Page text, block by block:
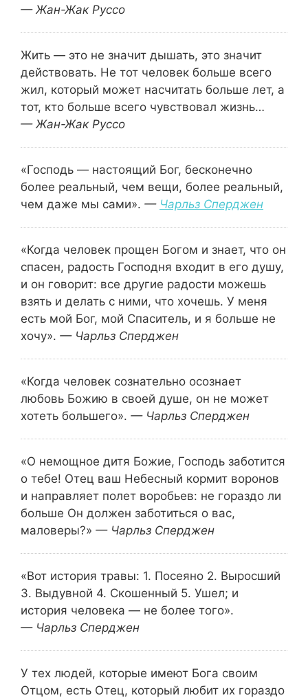
— Жан-Жак Руссо
Жить — это не значит дышать, это значит
действовать. Не тот человек больше всего
жил, который может насчитать больше лет, а
тот, кто больше всего чувствовал жизнь…
— Жан-Жак Руссо
«Господь — настоящий Бог, бесконечно
более реальный, чем вещи, более реальный,
чем даже мы сами». — Чарльз Сперджен
«Когда человек прощен Богом и знает, что он
спасен, радость Господня входит в его душу,
и он говорит: все другие радости можешь
взять и делать с ними, что хочешь. У меня
есть мой Бог, мой Спаситель, и я больше не
хочу». — Чарльз Сперджен
«Когда человек сознательно осознает
любовь Божию в своей душе, он не может
хотеть большего». — Чарльз Сперджен
«О немощное дитя Божие, Господь заботится
о тебе! Отец ваш Небесный кормит воронов
и направляет полет воробьев: не гораздо ли
больше Он должен заботиться о вас,
маловеры?» — Чарльз Сперджен
«Вот история травы: 1. Посеяно 2. Выросший
3. Выдувной 4. Скошенный 5. Ушел; и
история человека — не более того».
— Чарльз Сперджен
У тех людей, которые имеют Бога своим
Отцом, есть Отец, который любит их гораздо